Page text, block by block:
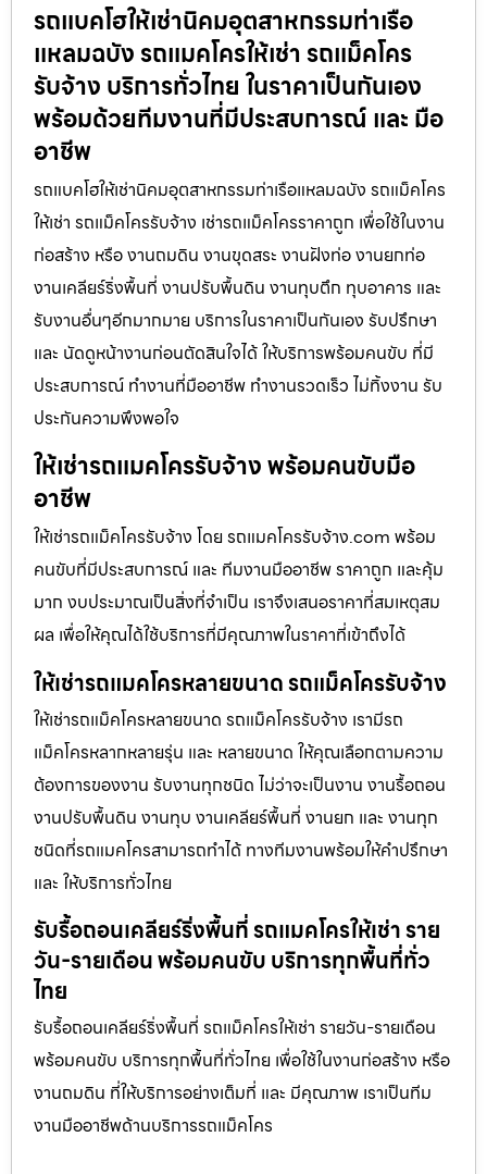
รถแบคโฮให้เช่านิคมอุตสาหกรรมท่าเรือ
แหลมฉบัง รถแมคโครให้เช่า รถแม็คโคร
รับจ้าง บริการทั่วไทย ในราคาเป็นกันเอง
พร้อมด้วยทีมงานที่มีประสบการณ์ และ มือ
อาชีพ
รถแบคโฮให้เช่านิคมอุตสาหกรรมท่าเรือแหลมฉบัง รถแม็คโคร
ให้เช่า รถแม็คโครรับจ้าง เช่ารถแม็คโครราคาถูก เพื่อใช้ในงาน
ก่อสร้าง หรือ งานถมดิน งานขุดสระ งานฝังท่อ งานยกท่อ
งานเคลียร์ริ่งพื้นที่ งานปรับพื้นดิน งานทุบตึก ทุบอาคาร และ
รับงานอื่นๆอีกมากมาย บริการในราคาเป็นกันเอง รับปรึกษา
และ นัดดูหน้างานก่อนตัดสินใจได้ ให้บริการพร้อมคนขับ ที่มี
ประสบการณ์ ทำงานที่มืออาชีพ ทำงานรวดเร็ว ไม่ทิ้งงาน รับ
ประกันความพึงพอใจ
ให้เช่ารถแมคโครรับจ้าง พร้อมคนขับมือ
อาชีพ
ให้เช่ารถแม็คโครรับจ้าง โดย รถแมคโครรับจ้าง.com พร้อม
คนขับที่มีประสบการณ์ และ ทีมงานมืออาชีพ ราคาถูก และคุ้ม
มาก งบประมาณเป็นสิ่งที่จำเป็น เราจึงเสนอราคาที่สมเหตุสม
ผล เพื่อให้คุณได้ใช้บริการที่มีคุณภาพในราคาที่เข้าถึงได้
ให้เช่ารถแมคโครหลายขนาด รถแม็คโครรับจ้าง
ให้เช่ารถแม็คโครหลายขนาด รถแม็คโครรับจ้าง เรามีรถ
แม็คโครหลากหลายรุ่น และ หลายขนาด ให้คุณเลือกตามความ
ต้องการของงาน รับงานทุกชนิด ไม่ว่าจะเป็นงาน งานรื้อถอน
งานปรับพื้นดิน งานทุบ งานเคลียร์พื้นที่ งานยก และ งานทุก
ชนิดที่รถแมคโครสามารถทำได้ ทางทีมงานพร้อมให้คำปรึกษา
และ ให้บริการทั่วไทย
รับรื้อถอนเคลียร์ริ่งพื้นที่ รถแมคโครให้เช่า ราย
วัน-รายเดือน พร้อมคนขับ บริการทุกพื้นที่ทั่ว
ไทย
รับรื้อถอนเคลียร์ริ่งพื้นที่ รถแม็คโครให้เช่า รายวัน-รายเดือน
พร้อมคนขับ บริการทุกพื้นที่ทั่วไทย เพื่อใช้ในงานก่อสร้าง หรือ
งานถมดิน ที่ให้บริการอย่างเต็มที่ และ มีคุณภาพ เราเป็นทีม
งานมืออาชีพด้านบริการรถแม็คโคร